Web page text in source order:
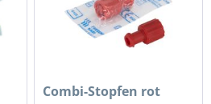
Combi-Stopfen rot